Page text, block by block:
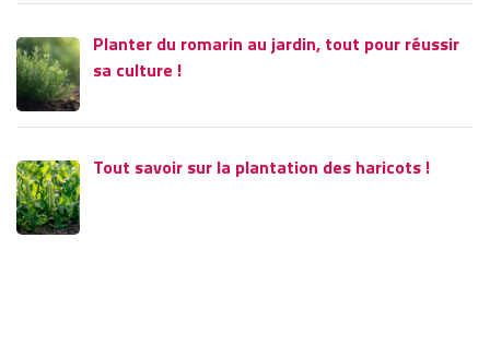
Planter du romarin au jardin, tout pour réussir
sa culture !
Tout savoir sur la plantation des haricots !